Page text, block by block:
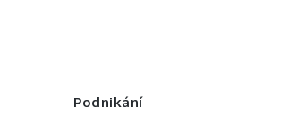
Podnikání